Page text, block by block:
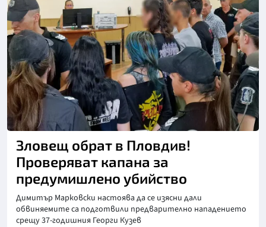
Снимка: БТА
Зловещ обрат в Пловдив!
Проверяват капана за
предумишлено убийство
Димитър Марковски настоява да се изясни дали
обвиняемите са подготвили предварително нападението
срещу 37-годишния Георги Кузев